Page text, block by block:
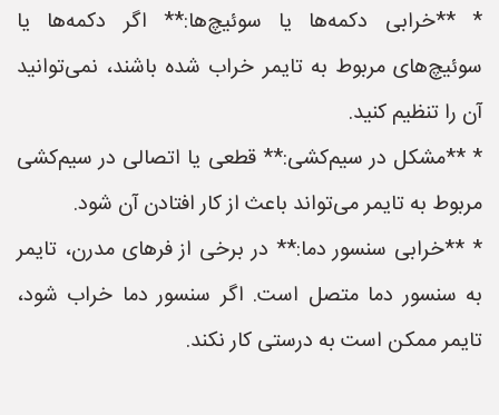
* **خرابی دکمه‌ها یا سوئیچ‌ها:** اگر دکمه‌ها یا
سوئیچ‌های مربوط به تایمر خراب شده باشند، نمی‌توانید
آن را تنظیم کنید.
* **مشکل در سیم‌کشی:** قطعی یا اتصالی در سیم‌کشی
مربوط به تایمر می‌تواند باعث از کار افتادن آن شود.
* **خرابی سنسور دما:** در برخی از فرهای مدرن، تایمر
به سنسور دما متصل است. اگر سنسور دما خراب شود،
تایمر ممکن است به درستی کار نکند.